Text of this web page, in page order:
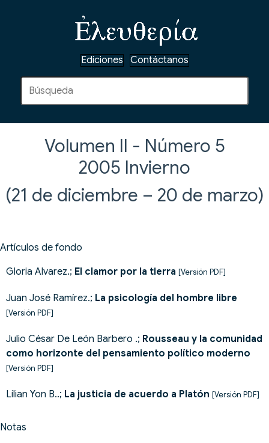
Ediciones Contáctanos
Volumen II - Número 5
2005 Invierno
(21 de diciembre – 20 de marzo)
Artículos de fondo
Gloria Alvarez.; El clamor por la tierra [Versión PDF]
Juan José Ramírez.; La psicología del hombre libre
[Versión PDF]
Julio César De León Barbero .; Rousseau y la comunidad
como horizonte del pensamiento político moderno
[Versión PDF]
Lilian Yon B..; La justicia de acuerdo a Platón [Versión PDF]
Notas